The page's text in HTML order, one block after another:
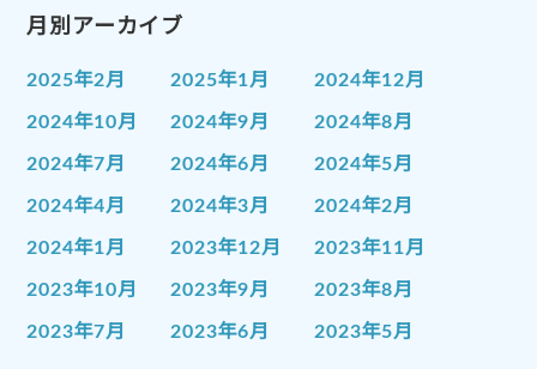
月別アーカイブ
2025年2月 2025年1月 2024年12月
2024年10月 2024年9月 2024年8月
2024年7月 2024年6月 2024年5月
2024年4月 2024年3月 2024年2月
2024年1月 2023年12月 2023年11月
2023年10月 2023年9月 2023年8月
2023年7月 2023年6月 2023年5月